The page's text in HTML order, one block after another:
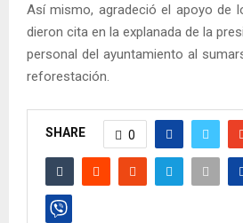
Así mismo, agradeció el apoyo de
dieron cita en la explanada de la
personal del ayuntamiento al
reforestación.
SHARE 0